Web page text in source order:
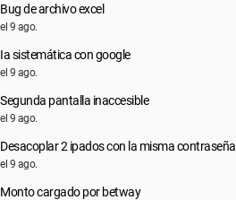
Bug de archivo excel
el 9 ago.
Ia sistemática con google
el 9 ago.
Segunda pantalla inaccesible
el 9 ago.
Desacoplar 2 ipados con la misma contraseña
el 9 ago.
Monto cargado por betway